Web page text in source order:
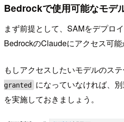
Bedrockで使用可能なモデ
まず前提として、SAMをデプロ
BedrockのClaudeにアクセス可能
もしアクセスしたいモデルのス
granted になっていなければ、
を実施しておきましょう。